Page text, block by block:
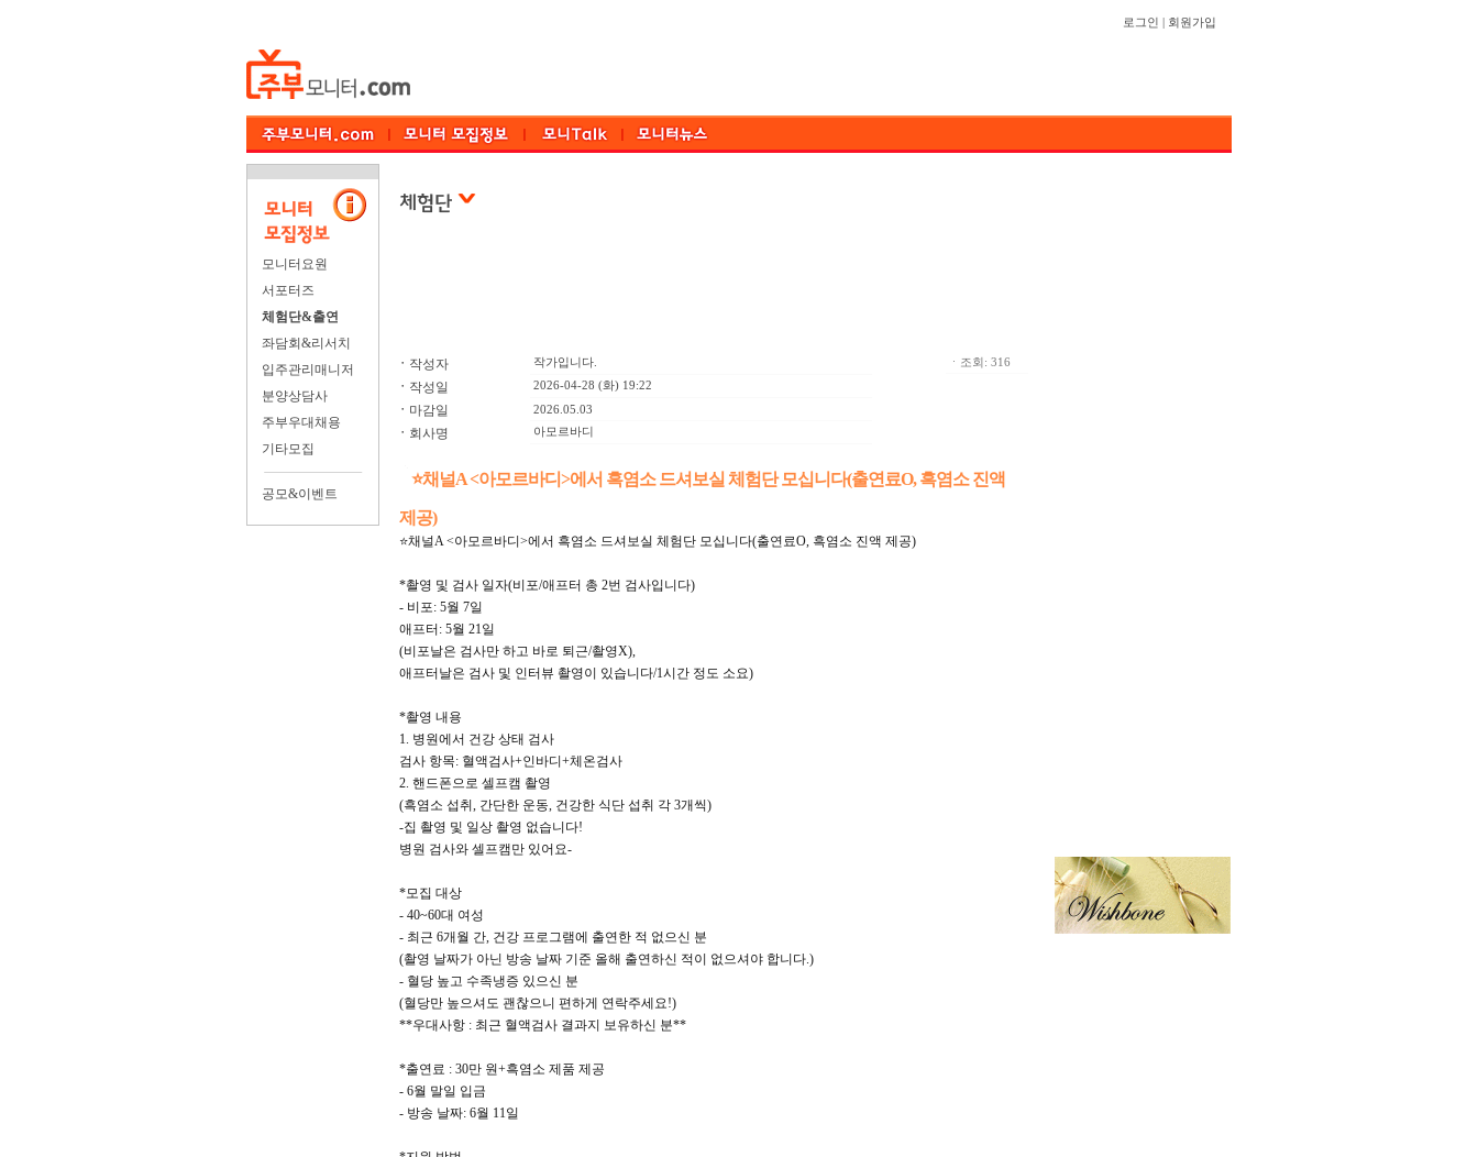
로그인 회원가입
모니터요원
서포터즈
체험단&출연
좌담회&리서치
입주관리매니저
분양상담사
주부우대채용
기타모집
공모&이벤트
ㆍ 작성자 작가입니다.
ㆍ 작성일 2026-04-28 (화) 19:22
ㆍ 마감일 2026.05.03
ㆍ 회사명 아모르바디
ㆍ조회: 316
⭐채널A <아모르바디>에서 흑염소 드셔보실 체험단 모십니다(출연료O, 흑염소 진액
제공)
⭐채널A <아모르바디>에서 흑염소 드셔보실 체험단 모십니다(출연료O, 흑염소 진액 제공)
*촬영 및 검사 일자(비포/애프터 총 2번 검사입니다)
- 비포: 5월 7일
애프터: 5월 21일
(비포날은 검사만 하고 바로 퇴근/촬영X),
애프터날은 검사 및 인터뷰 촬영이 있습니다/1시간 정도 소요)
*촬영 내용
1. 병원에서 건강 상태 검사
검사 항목: 혈액검사+인바디+체온검사
2. 핸드폰으로 셀프캠 촬영
(흑염소 섭취, 간단한 운동, 건강한 식단 섭취 각 3개씩)
-집 촬영 및 일상 촬영 없습니다!
병원 검사와 셀프캠만 있어요-
*모집 대상
- 40~60대 여성
- 최근 6개월 간, 건강 프로그램에 출연한 적 없으신 분
(촬영 날짜가 아닌 방송 날짜 기준 올해 출연하신 적이 없으셔야 합니다.)
- 혈당 높고 수족냉증 있으신 분
(혈당만 높으셔도 괜찮으니 편하게 연락주세요!)
**우대사항 : 최근 혈액검사 결과지 보유하신 분**
*출연료 : 30만 원+흑염소 제품 제공
- 6월 말일 입금
- 방송 날짜: 6월 11일